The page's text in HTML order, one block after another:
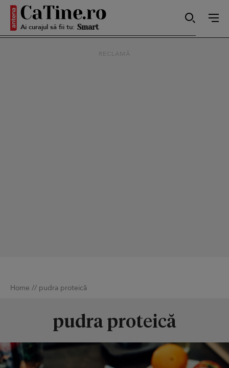
Ai curajul să fii tu: Autentică
RECLAMĂ
Home // pudra proteică
pudra proteică